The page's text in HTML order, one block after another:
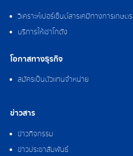
วิเคราะห์เปอร์เซ็นต์สารเคมีทางการเกษตร
บริการให้เช่าโกดัง
โอกาสทางธุรกิจ
สมัครเป็นตัวแทนจำหน่าย
ข่าวสาร
ข่าวกิจกรรม
ข่าวประชาสัมพันธ์